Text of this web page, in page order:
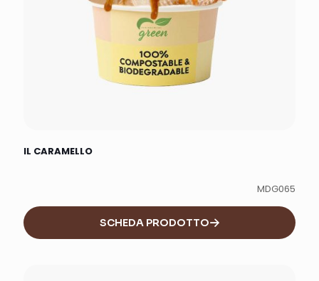
IL CARAMELLO
MDG065
SCHEDA PRODOTTO